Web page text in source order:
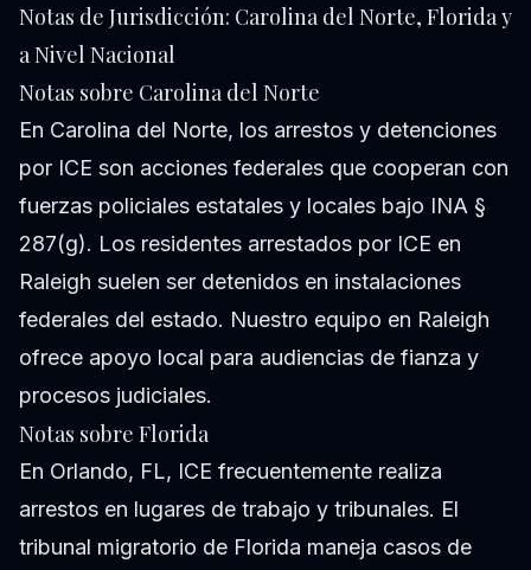
Notas de Jurisdicción: Carolina del Norte, Florida y
a Nivel Nacional
Notas sobre Carolina del Norte
En Carolina del Norte, los arrestos y detenciones
por ICE son acciones federales que cooperan con
fuerzas policiales estatales y locales bajo INA §
287(g). Los residentes arrestados por ICE en
Raleigh suelen ser detenidos en instalaciones
federales del estado. Nuestro equipo en Raleigh
ofrece apoyo local para audiencias de fianza y
procesos judiciales.
Notas sobre Florida
En Orlando, FL, ICE frecuentemente realiza
arrestos en lugares de trabajo y tribunales. El
tribunal migratorio de Florida maneja casos de